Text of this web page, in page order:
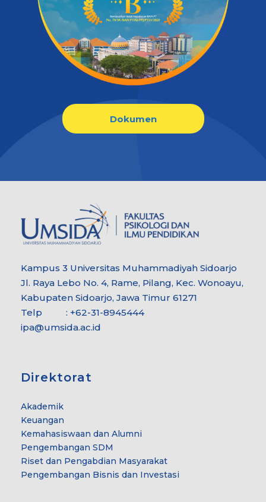
Dokumen
Kampus 3 Universitas Muhammadiyah Sidoarjo
Jl. Raya Lebo No. 4, Rame, Pilang, Kec. Wonoayu,
Kabupaten Sidoarjo, Jawa Timur 61271
Telp : +62-31-8945444
ipa@umsida.ac.id
Direktorat
Akademik
Keuangan
Kemahasiswaan dan Alumni
Pengembangan SDM
Riset dan Pengabdian Masyarakat
Pengembangan Bisnis dan Investasi